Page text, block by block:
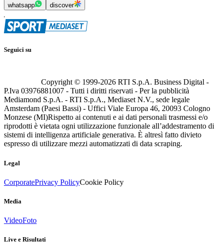
whatsapp discover
Seguici su
Copyright © 1999-2026 RTI S.p.A. Business Digital -
P.Iva 03976881007 - Tutti i diritti riservati - Per la pubblicità
Mediamond S.p.A. - RTI S.p.A., Mediaset N.V., sede legale
Amsterdam (Paesi Bassi) - Uffici Viale Europa 46, 20093 Cologno
Monzese (MI)Rispetto ai contenuti e ai dati personali trasmessi e/o
riprodotti è vietata ogni utilizzazione funzionale all’addestramento di
sistemi di intelligenza artificiale generativa. È altresì fatto divieto
espresso di utilizzare mezzi automatizzati di data scraping.
Legal
CorporatePrivacy PolicyCookie Policy
Media
VideoFoto
Live e Risultati